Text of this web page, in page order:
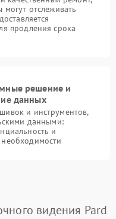
отслеживать
продления срока
решение и
данных
и инструментов,
данными:
и
видения Pard